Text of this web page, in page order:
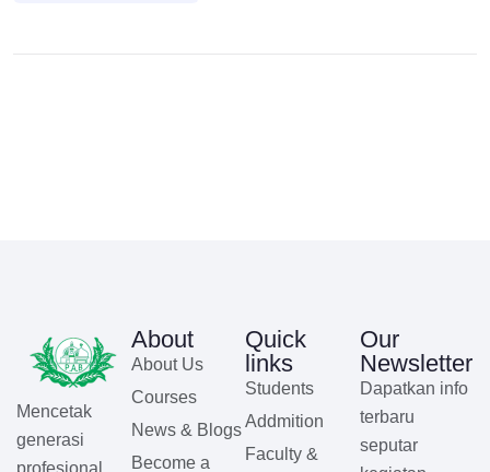
Mencetak
generasi
profesional
About
About Us
Courses
News & Blogs
Become a
Quick
links
Students
Addmition
Faculty &
Our
Newsletter
Dapatkan info
terbaru
seputar